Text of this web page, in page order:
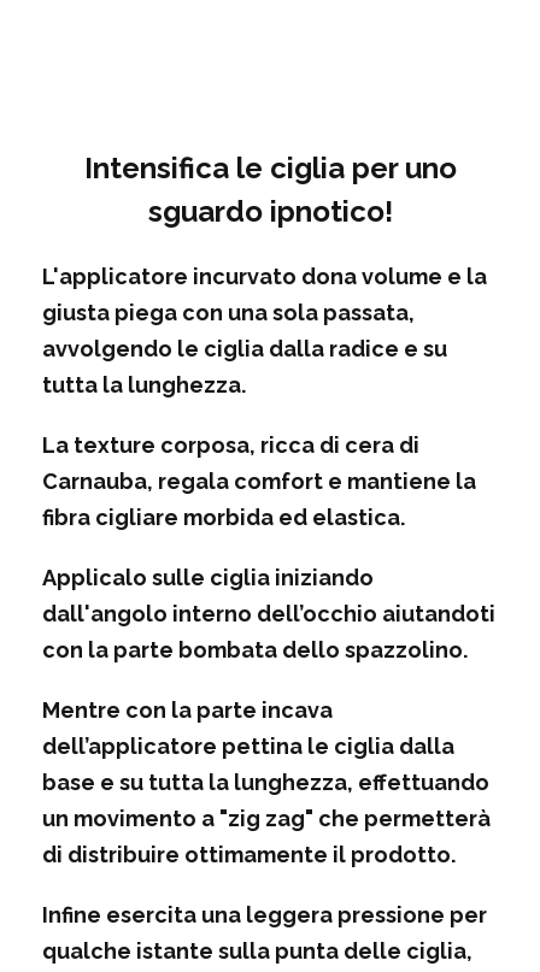
Intensifica le ciglia per uno
sguardo ipnotico!
L'applicatore incurvato dona volume e la
giusta piega con una sola passata,
avvolgendo le ciglia dalla radice e su
tutta la lunghezza.
La texture corposa, ricca di cera di
Carnauba, regala comfort e mantiene la
fibra cigliare morbida ed elastica.
Applicalo sulle ciglia iniziando
dall'angolo interno dell’occhio aiutandoti
con la parte bombata dello spazzolino.
Mentre con la parte incava
dell’applicatore pettina le ciglia dalla
base e su tutta la lunghezza, effettuando
un movimento a "zig zag" che permetterà
di distribuire ottimamente il prodotto.
Infine esercita una leggera pressione per
qualche istante sulla punta delle ciglia,